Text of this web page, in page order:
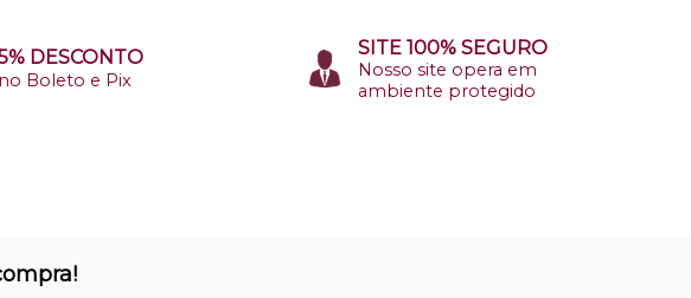
DESCONTO
no Boleto e Pix
SITE 100% SEGURO
Nosso site opera em
ambiente protegido